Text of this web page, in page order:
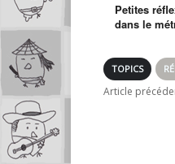
Petites
dans le
dieu que
vous ?
TOPICS
Article